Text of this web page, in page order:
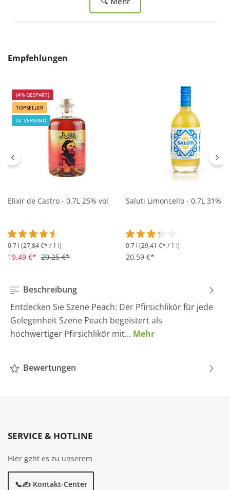
Produktgalerie überspringen
Empfehlungen
(4% GESPART)
TOPSELLER
0€ VERSAND
Elixir de Castro - 0,7L 25% vol
Durchschnittliche Bewertung von 4.5 von 5 Sternen
0.7 l (27,84 €* / 1 l)
19,49 €* 20,25 €*
Saluti Limoncello - 0,7L 31%
Durchschnittliche
0.7 l (29,41 €* / 1 l)
20,59 €*
Beschreibung
Entdecken Sie Szene Peach: Der Pfirsichlikör für jede
Gelegenheit Szene Peach begeistert als
hochwertiger Pfirsichlikör mit… Mehr
Bewertungen
SERVICE & HOTLINE
Hier geht es zu unserem
📞✍️ Kontakt-Center